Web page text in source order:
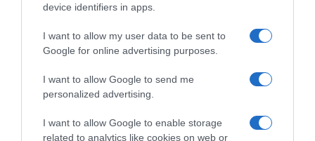
device identifiers in apps.
I want to allow my user data to be sent to
Google for online advertising purposes.
I want to allow Google to send me
personalized advertising.
I want to allow Google to enable storage
related to analytics like cookies on web or